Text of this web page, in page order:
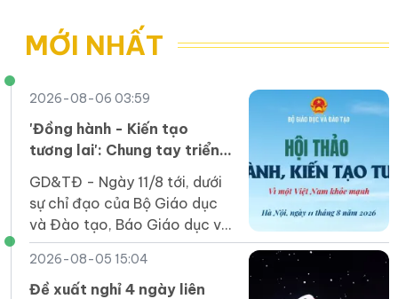
ngôn ngữ thứ hai
MỚI NHẤT
2026-08-06 03:59
'Đồng hành - Kiến tạo
tương lai': Chung tay triển
khai Chương trình Sức khỏe
học đường
GD&TĐ - Ngày 11/8 tới, dưới
sự chỉ đạo của Bộ Giáo dục
và Đào tạo, Báo Giáo dục và
Thời đại tổ chức Hội thảo
“Đồng hành, kiến tạo tương
lai: Vì một Việt Nam khỏe
2026-08-05 15:04
Đề xuất nghỉ 4 ngày liên